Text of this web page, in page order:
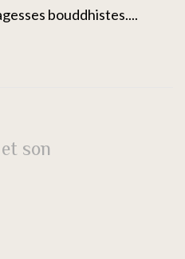
bouddhistes....
son